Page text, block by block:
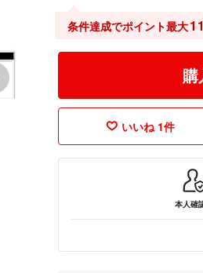
条件達成でポイント最大11
購
いいね 1件
本人確